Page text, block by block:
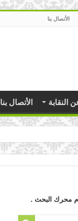
الأتصال بنا
النقابة الأتصال بنا
محرك البحث .